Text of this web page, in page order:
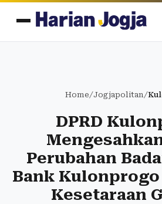
Home/Jogjapolitan/
DPRD
Perubahan
Bank
Kesetaraan